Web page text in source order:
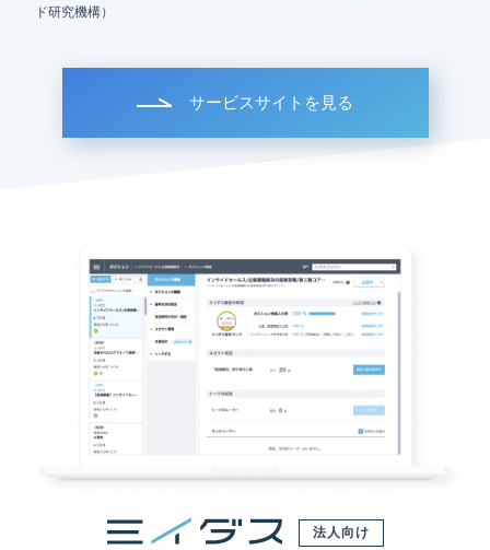
ド研究機構）
サービスサイトを見る
法人向け